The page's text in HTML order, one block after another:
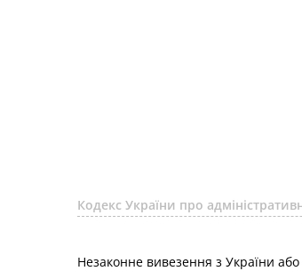
Кодекс України про
Незаконне вивезення з України або